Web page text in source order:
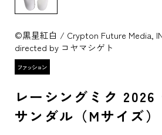
©黒星紅白 / Crypton Future Media,
directed by コヤマシゲト
レーシングミク 2026
サンダル（Mサイズ）